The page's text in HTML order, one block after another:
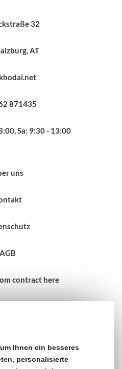
Ihnen ein besseres
personalisierte
32
AT
871435
Sa: 9:30 - 13:00
uns
AGB
contract here
& Rückversand